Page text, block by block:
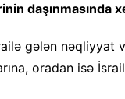
daşınmasında
gələn nəqliyyat
oradan isə